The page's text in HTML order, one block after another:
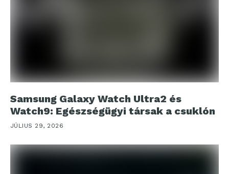
Samsung Galaxy Watch Ultra2 és
Watch9: Egészségügyi társak a csuklón
JÚLIUS 29, 2026